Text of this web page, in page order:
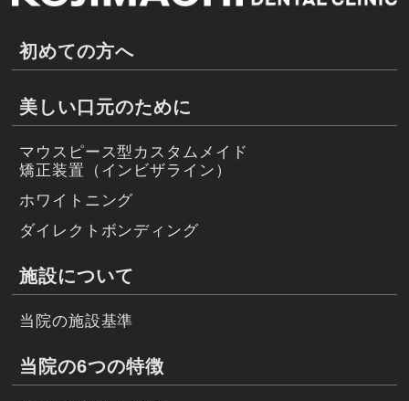
初めての方へ
美しい口元のために
マウスピース型カスタムメイド
矯正装置（インビザライン）
ホワイトニング
ダイレクトボンディング
施設について
当院の施設基準
当院の6つの特徴